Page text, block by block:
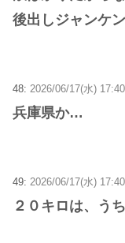
後出しジャンケ
48: 2026/06/17(水)
兵庫県か…
49: 2026/06/17(水)
２０キロは、う